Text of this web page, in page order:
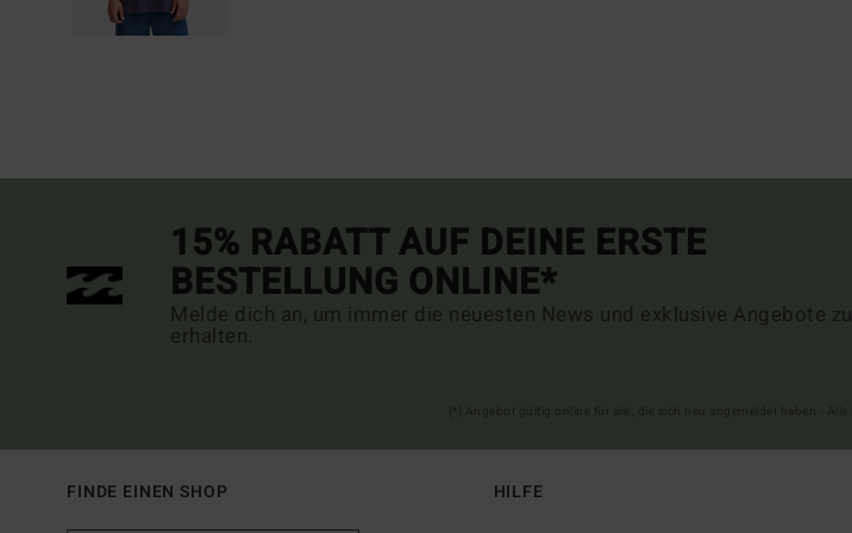
15% RABATT AUF DEINE ERSTE
BESTELLUNG ONLINE*
Melde dich an, um immer die neuesten News und exklusive Angebote zu
erhalten.
FINDE EINEN SHOP HILFE